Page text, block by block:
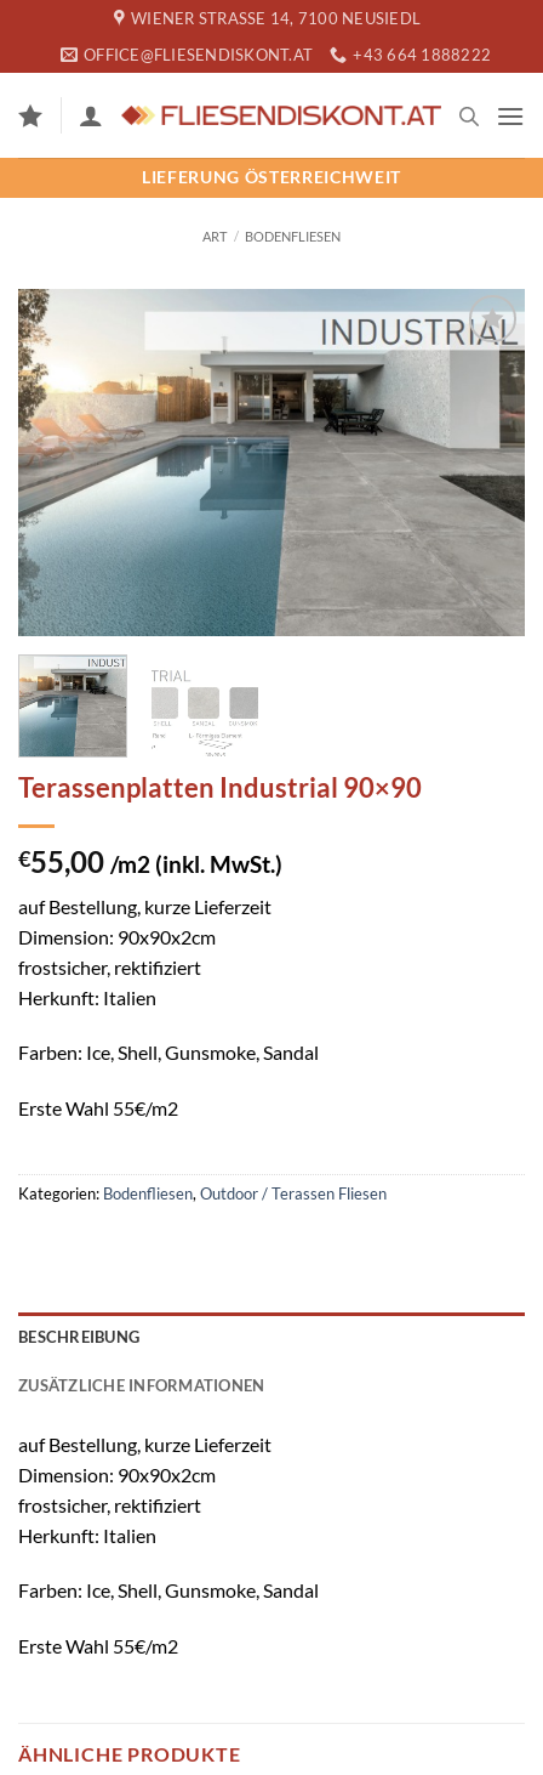
springen
WIENER STRASSE 14, 7100 NEUSIEDL
OFFICE@FLIESENDISKONT.AT
+43 664 1888222
LIEFERUNG ÖSTERREICHWEIT
ART / BODENFLIESEN
SPEICHERN
Terassenplatten Industrial 90×90
€55,00 /m2 (inkl. MwSt.)
auf Bestellung, kurze Lieferzeit
Dimension: 90x90x2cm
frostsicher, rektifiziert
Herkunft: Italien
Farben: Ice, Shell, Gunsmoke, Sandal
Erste Wahl 55€/m2
Kategorien: Bodenfliesen, Outdoor / Terassen Fliesen
BESCHREIBUNG
ZUSÄTZLICHE INFORMATIONEN
auf Bestellung, kurze Lieferzeit
Dimension: 90x90x2cm
frostsicher, rektifiziert
Herkunft: Italien
Farben: Ice, Shell, Gunsmoke, Sandal
Erste Wahl 55€/m2
ÄHNLICHE PRODUKTE